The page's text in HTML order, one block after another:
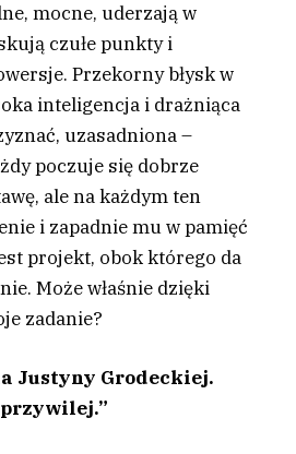
mocne, uderzają w
czułe punkty i
Przekorny błysk w
inteligencja i drażniąca
uzasadniona –
poczuje się dobrze
ale na każdym ten
i zapadnie mu w pamięć
projekt, obok którego da
Może właśnie dzięki
zadanie?
Justyny Grodeckiej.